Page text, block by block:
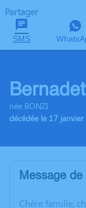
Partager
SMS
née BONZI
décédée le 17
Message de
Chère famille,